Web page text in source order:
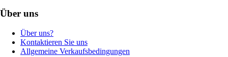
Über uns
Über uns?
Kontaktieren Sie uns
Allgemeine Verkaufsbedingungen